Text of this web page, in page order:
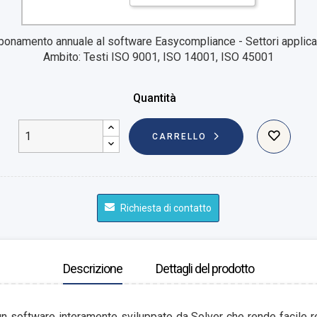
annuale al software Easycompliance - Settori
Ambito: Testi ISO 9001, ISO 14001, ISO 45001
Quantità
CARRELLO
Richiesta di contatto
Descrizione Dettagli del prodotto